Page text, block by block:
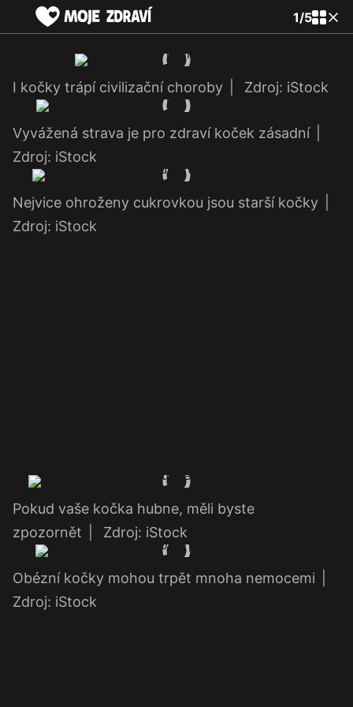
1/5
I kočky trápí civilizační choroby Zdroj: iStock
Vyvážená strava je pro zdraví koček zásadní
Zdroj: iStock
Nejvice ohroženy cukrovkou jsou starší kočky
Zdroj: iStock
Pokud vaše kočka hubne, měli byste
zpozornět
Zdroj: iStock
Obézní kočky mohou trpět mnoha nemocemi
Zdroj: iStock